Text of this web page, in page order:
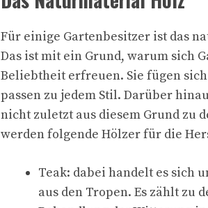
Für einige Gartenbesitzer ist das
Das ist mit ein Grund, warum sich
Beliebtheit erfreuen. Sie fügen
passen zu jedem Stil. Darüber
nicht zuletzt aus diesem Grund zu
werden folgende Hölzer für die
Teak: dabei handelt es sich
aus den Tropen. Es zählt zu